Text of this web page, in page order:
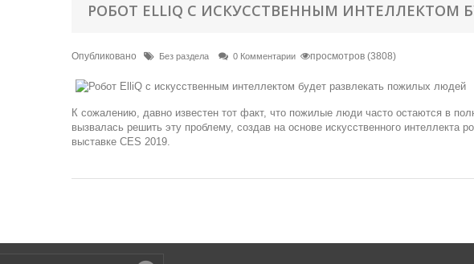
РОБОТ ELLIQ C ИСКУССТВЕННЫМ
Опубликовано Без раздела 0 Комментарии просмотров (3808)
К сожалению, давно известен тот факт, что пожилые люди часто остаются в
вызвалась решить эту проблему, создав на основе искусственного
выставке CES 2019.